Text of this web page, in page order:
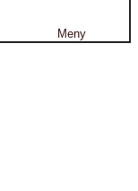
Meny